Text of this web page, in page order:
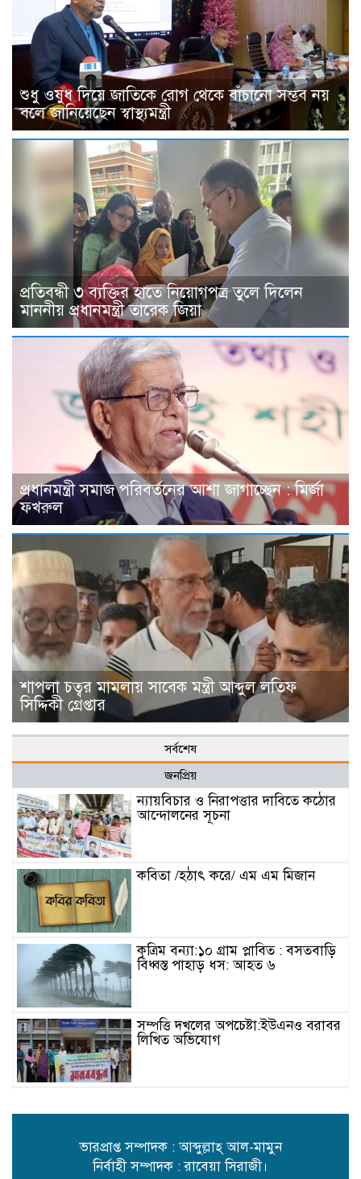
শুধু ওষুধ দিয়ে জাতিকে রোগ থেকে বাঁচানো সম্ভব নয়
বলে জানিয়েছেন স্বাস্থ্যমন্ত্রী
প্রতিবন্ধী ৩ ব্যক্তির হাতে নিয়োগপত্র তুলে দিলেন
মাননীয় প্রধানমন্ত্রী তারেক জিয়া
প্রধানমন্ত্রী সমাজ পরিবর্তনের আশা জাগাচ্ছেন : মির্জা
ফখরুল
শাপলা চত্বর মামলায় সাবেক মন্ত্রী আব্দুল লতিফ
সিদ্দিকী গ্রেপ্তার
সর্বশেষ
জনপ্রিয়
ন্যায়বিচার ও নিরাপত্তার দাবিতে কঠোর
আন্দোলনের সূচনা
কবিতা /হঠাৎ করে/ এম এম মিজান
কৃত্রিম বন্যা:১০ গ্রাম প্লাবিত : বসতবাড়ি
বিধ্বস্ত পাহাড় ধস: আহত ৬
সম্পত্তি দখলের অপচেষ্টা:ইউএনও বরাবর
লিখিত অভিযোগ
ভারপ্রাপ্ত সম্পাদক : আব্দুল্লাহ্ আল-মামুন
নির্বাহী সম্পাদক : রাবেয়া সিরাজী।